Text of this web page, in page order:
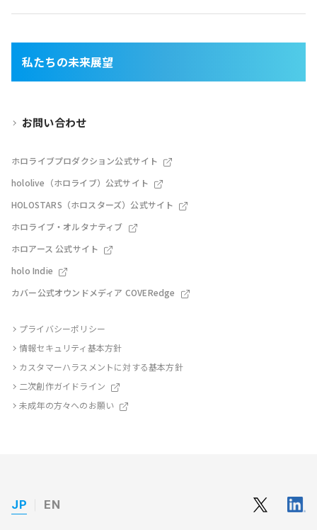
私たちの未来展望
お問い合わせ
ホロライブプロダクション公式サイト
hololive（ホロライブ）公式サイト
HOLOSTARS（ホロスターズ）公式サイト
ホロライブ・オルタナティブ
ホロアース 公式サイト
holo Indie
カバー公式オウンドメディア COVERedge
プライバシーポリシー
情報セキュリティ基本方針
カスタマーハラスメントに対する基本方針
二次創作ガイドライン
未成年の方々へのお願い
JP EN